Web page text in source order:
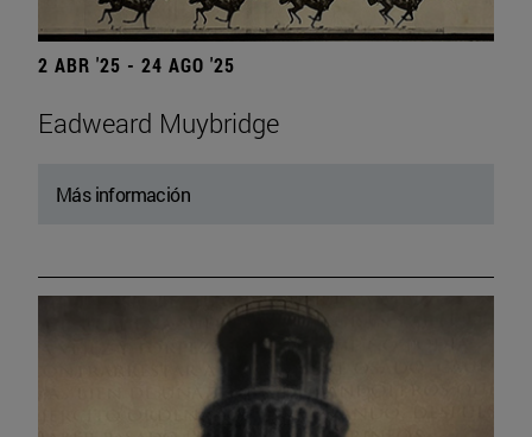
2 ABR '25 - 24 AGO '25
Eadweard Muybridge
Más información